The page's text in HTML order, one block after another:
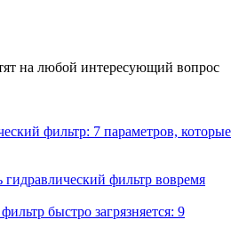
на любой интересующий вопрос
фильтр: 7 параметров, которые
гидравлический фильтр вовремя
быстро загрязняется: 9